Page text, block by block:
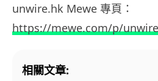
unwire.hk Mewe 專頁：
https://mewe.com/p/
相關文章: